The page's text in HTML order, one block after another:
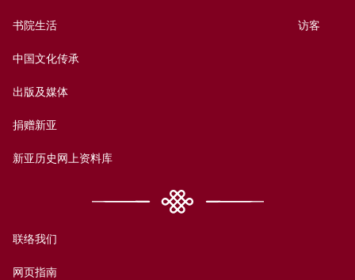
书院生活
中国文化传承
出版及媒体
捐赠新亚
新亚历史网上资料库
访客
联络我们
网页指南